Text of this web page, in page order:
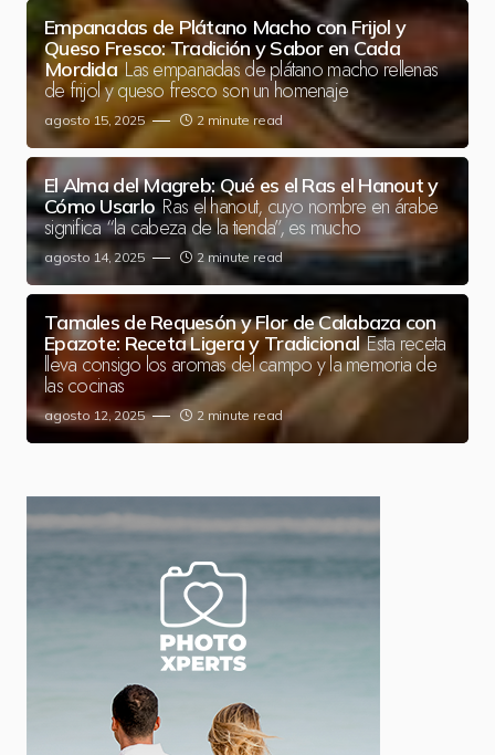
Empanadas de Plátano Macho con Frijol y
Queso Fresco: Tradición y Sabor en Cada
Mordida Las empanadas de plátano macho rellenas
de frijol y queso fresco son un homenaje
agosto 15, 2025 2 minute read
El Alma del Magreb: Qué es el Ras el Hanout y
Cómo Usarlo Ras el hanout, cuyo nombre en árabe
significa “la cabeza de la tienda”, es mucho
agosto 14, 2025 2 minute read
Tamales de Requesón y Flor de Calabaza con
Epazote: Receta Ligera y Tradicional Esta receta
lleva consigo los aromas del campo y la memoria de
las cocinas
agosto 12, 2025 2 minute read